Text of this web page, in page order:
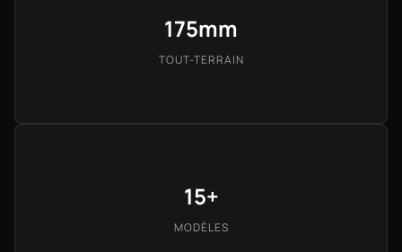
175mm
TOUT-TERRAIN
15+
MODÈLES